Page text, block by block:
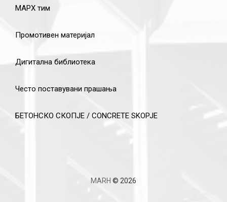
МАРХ тим
Промотивен материјал
Дигитална библиотека
Често поставувани прашања
БЕТОНСКО СКОПЈЕ / CONCRETE SKOPJE
MARH © 2026